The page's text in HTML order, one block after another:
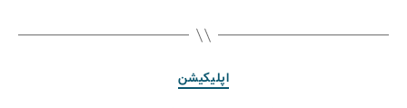
اپلیکیشن